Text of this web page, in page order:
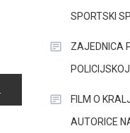
SPORTSKI
ZAJEDNICA
FILM O
AUTORICE